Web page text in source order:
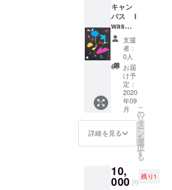
キャン
バス I
was
born
27×21c
まま壁
に掛け
られま
す。
支援
者：
0人
お届
け予
定：
2020
年09
月
詳細を見る
こ
の
リ
タ
ー
ン
を
選
択
す
る
10,
000 円
残り1